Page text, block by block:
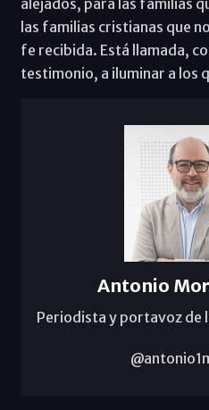
alejados, para las familias
las familias cristianas que
fe recibida. Está llamada,
testimonio, a iluminar a los
Antonio
Periodista y portavoz de